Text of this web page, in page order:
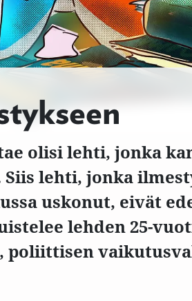
olisi lehti, jonka
lehti, jonka
uskonut, eivät
lehden 25-